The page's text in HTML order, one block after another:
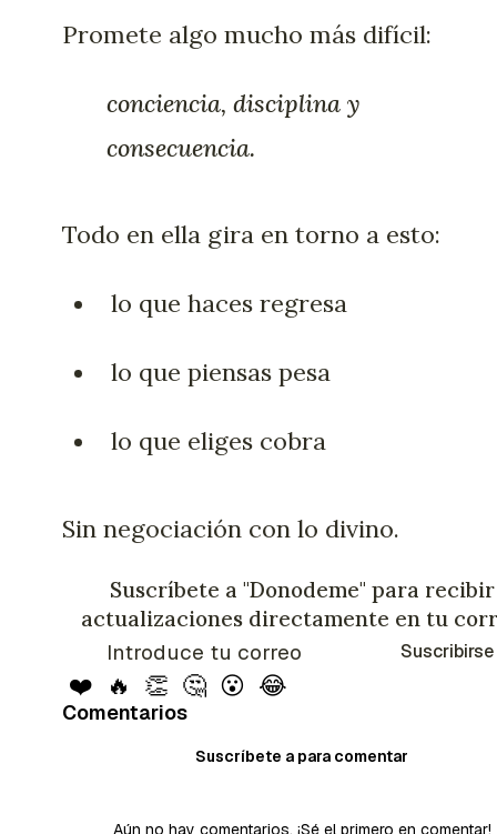
Promete algo mucho más difícil:
conciencia, disciplina y
consecuencia.
Todo en ella gira en torno a esto:
lo que haces regresa
lo que piensas pesa
lo que eliges cobra
Sin negociación con lo divino.
Suscríbete a "Donodeme" para recibir
actualizaciones directamente en tu
Suscribirse
❤️ 🔥 👏 🤔 😮 😂
Comentarios
Suscríbete a para comentar
Aún no hay comentarios. ¡Sé el primero en comentar!